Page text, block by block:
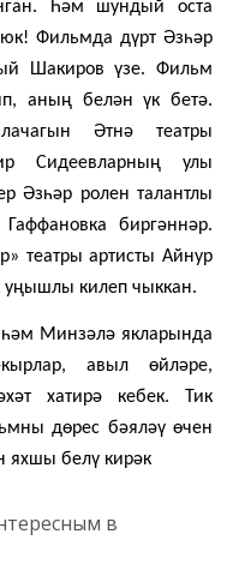
Һәм шундый оста
Фильмда дүрт Әзһәр
Шакиров үзе. Фильм
аның белән үк бетә.
Әтнә театры
Сидеевларның улы
Әзһәр ролен талантлы
биргәннәр.
театры артисты Айнур
уңышлы килеп чыккан.
Минзәлә якларында
авыл өйләре,
хатирә кебек. Тик
дөрес бәяләү өчен
белү кирәк
в